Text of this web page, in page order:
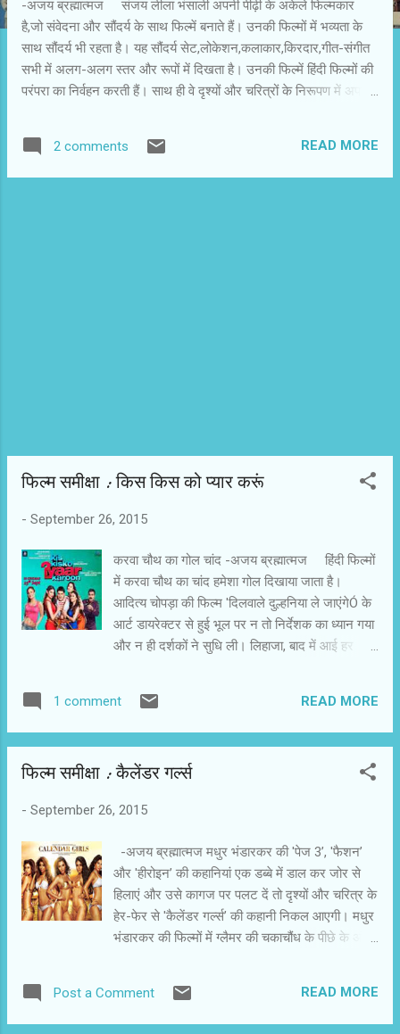
-अजय ब्रह्मात्‍मज संजय लीला भंसाली अपनी पीढ़ी के अकेले फिल्‍मकार
है,जो संवेदना और सौंदर्य के साथ फिल्‍में बनाते हैं। उनकी फिल्‍मों में भव्‍यता के
साथ सौंदर्य भी रहता है। यह सौंदर्य सेट,लोकेशन,कलाकार,किरदार,गीत-संगीत
सभी में अलग-अलग स्‍तर और रूपों में दिखता है। उनकी फिल्‍में हिंदी फिल्‍मों की
परंपरा का निर्वहन करती हैं। साथ ही वे दृश्‍यों और चरित्रों के निरूपण में अपनी
किया है कि संजय के फिल्‍मों में वे सर्वाधिक सम्‍मोहक दिखती हैं। मनीषा कोईराला
से लेकर दीपिका पादुकोण और प्रियंका चोपड़ा तक इसे दोहराती हैं। संजय लीला
2 comments READ MORE
फिल्‍म समीक्षा : किस किस को प्‍यार करूं
- September 26, 2015
करवा चौथ का गोल चांद -अजय ब्रह्मात्मज हिंदी फिल्मों
में करवा चौथ का चांद हमेशा गोल दिखाया जाता है।
आदित्य चोपड़ा की फिल्म 'दिलवाले दुल्हनिया ले जाएंगेÓ के
आर्ट डायरेक्टर से हुई भूल पर न तो निर्देशक का ध्यान गया
और न ही दर्शकों ने सुधि ली। लिहाजा, बाद में आई हर
होती है। 'किस किस को प्यार करूंÓ जैसी फिल्में 'करवा
चौथ का गोल चांदÓ ही होती हैं। इनका वास्तविकता से
शिव राम किशन दिल का नेक लड़का है, वह अपनी मां की
किसी का घर नहीं तोडऩाÓ पर अमल करते हुए तीन शादियां
में हुई हैं। अपने दोस्त और वकील करण की मदद से वह
एक ही बिल्डिंग की चौथी, छठी और आठवीं मंजिलों पर तीनों
बीवियों का परिवार चला रहा है। अब यह न पूछें कि कैसी
एक ही बिल्डिंग में रहते हुए उनकी बीवियों को लंबे समय तक
पता ही नहीं चलता कि उनक...
1 comment READ MORE
फिल्‍म समीक्षा : कैलेंडर गर्ल्‍स
- September 26, 2015
-अजय ब्रह्मात्‍मज मधुर भंडारकर की 'पेज 3’, 'फैशन’
और 'हीरोइन’ की कहानियां एक डब्बे में डाल कर जोर से
हिलाएं और उसे कागज पर पलट दें तो दृश्यों और चरित्र के
हेर-फेर से 'कैलेंडर गर्ल्स’ की कहानी निकल आएगी। मधुर
भंडारकर की फिल्मों में ग्लैमर की चकाचौंध के पीछे के अंधेरे
प्रसंगों को देखने में रूचि है तो 'कैलेंडर गर्ल्स’ भी रोचक
होगी। कैलेंडर गर्ल्स मधुर भंडारकर ने हैदराबाद,
Post a Comment READ MORE